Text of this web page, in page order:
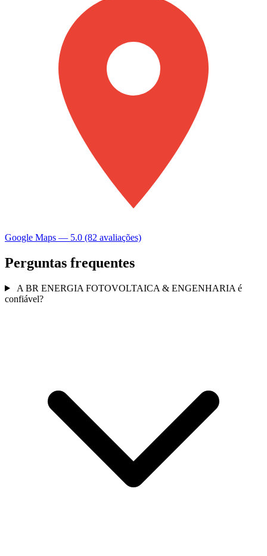
Google Maps — 5.0 (82 avaliações)
Perguntas frequentes
A BR ENERGIA FOTOVOLTAICA & ENGENHARIA é
confiável?